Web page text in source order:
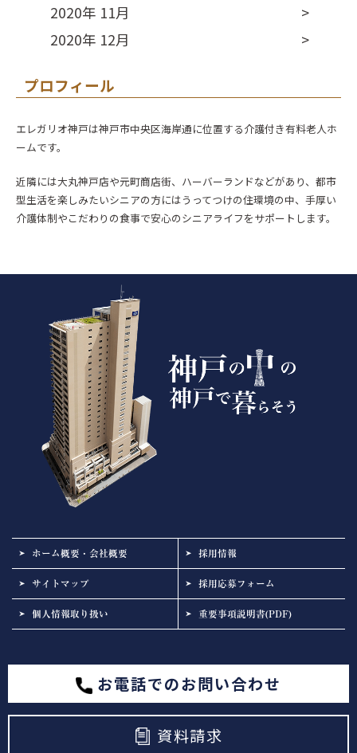
2020年 11月
2020年 12月
プロフィール
エレガリオ神戸は神戸市中央区海岸通に位置する介護付き有料老人ホ
ームです。
近隣には大丸神戸店や元町商店街、ハーバーランドなどがあり、都市
型生活を楽しみたいシニアの方にはうってつけの住環境の中、手厚い
介護体制やこだわりの食事で安心のシニアライフをサポートします。
ホーム概要・会社概要 採用情報
サイトマップ 採用応募フォーム
個人情報取り扱い 重要事項説明書(PDF)
お電話でのお問い合わせ
資料請求